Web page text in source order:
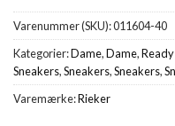
Varenummer (SKU):011604-40
Kategorier:Dame,Dame,
Sneakers,Sneakers,Sneakers,
Varemærke:Rieker